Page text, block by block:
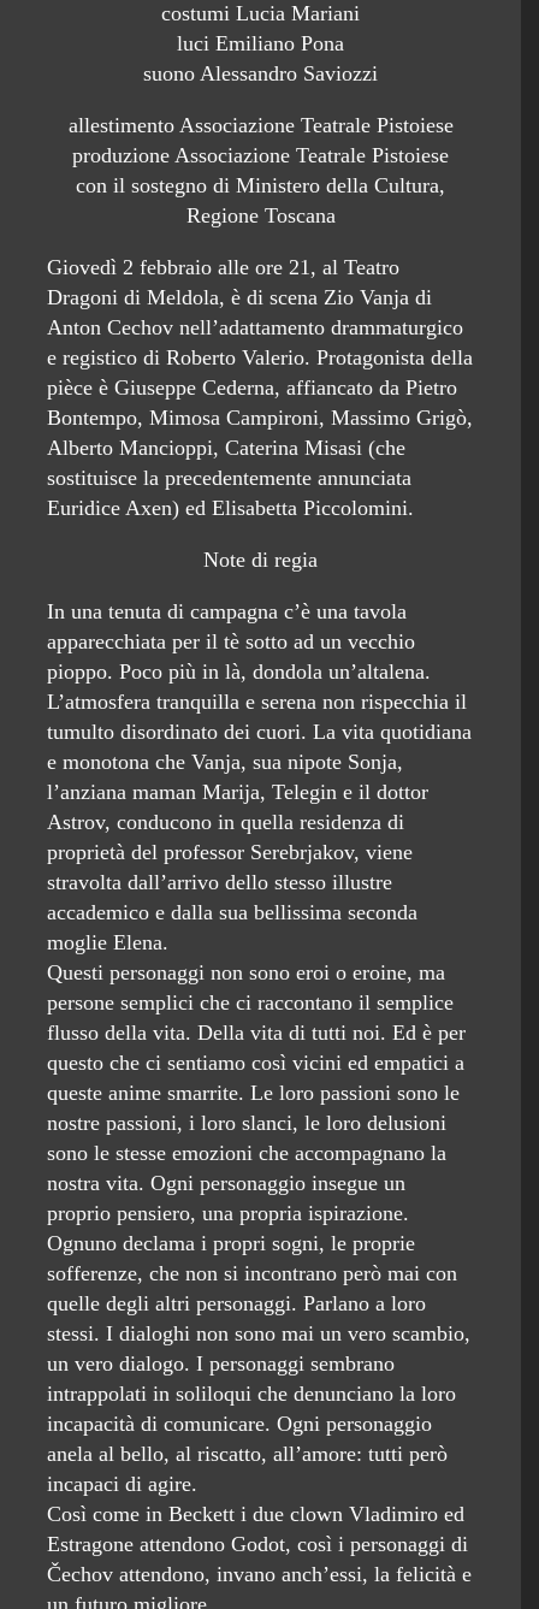
costumi Lucia Mariani
luci Emiliano Pona
suono Alessandro Saviozzi
allestimento Associazione Teatrale Pistoiese
produzione Associazione Teatrale Pistoiese
con il sostegno di Ministero della Cultura,
Regione Toscana
Giovedì 2 febbraio alle ore 21, al Teatro
Dragoni di Meldola, è di scena Zio Vanja di
Anton Cechov nell’adattamento drammaturgico
e registico di Roberto Valerio. Protagonista della
pièce è Giuseppe Cederna, affiancato da Pietro
Bontempo, Mimosa Campironi, Massimo Grigò,
Alberto Mancioppi, Caterina Misasi (che
sostituisce la precedentemente annunciata
Euridice Axen) ed Elisabetta Piccolomini.
Note di regia
In una tenuta di campagna c’è una tavola
apparecchiata per il tè sotto ad un vecchio
pioppo. Poco più in là, dondola un’altalena.
L’atmosfera tranquilla e serena non rispecchia il
tumulto disordinato dei cuori. La vita quotidiana
e monotona che Vanja, sua nipote Sonja,
l’anziana maman Marija, Telegin e il dottor
Astrov, conducono in quella residenza di
proprietà del professor Serebrjakov, viene
stravolta dall’arrivo dello stesso illustre
accademico e dalla sua bellissima seconda
moglie Elena.
Questi personaggi non sono eroi o eroine, ma
persone semplici che ci raccontano il semplice
flusso della vita. Della vita di tutti noi. Ed è per
questo che ci sentiamo così vicini ed empatici a
queste anime smarrite. Le loro passioni sono le
nostre passioni, i loro slanci, le loro delusioni
sono le stesse emozioni che accompagnano la
nostra vita. Ogni personaggio insegue un
proprio pensiero, una propria ispirazione.
Ognuno declama i propri sogni, le proprie
sofferenze, che non si incontrano però mai con
quelle degli altri personaggi. Parlano a loro
stessi. I dialoghi non sono mai un vero scambio,
un vero dialogo. I personaggi sembrano
intrappolati in soliloqui che denunciano la loro
incapacità di comunicare. Ogni personaggio
anela al bello, al riscatto, all’amore: tutti però
incapaci di agire.
Così come in Beckett i due clown Vladimiro ed
Estragone attendono Godot, così i personaggi di
Čechov attendono, invano anch’essi, la felicità e
un futuro migliore.